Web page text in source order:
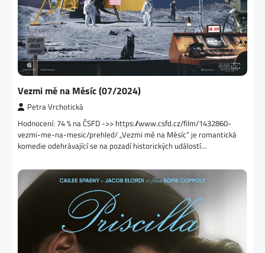
Vezmi mě na Měsíc (07/2024)
Petra Vrchotická
Hodnocení: 74 % na ČSFD ->> https://www.csfd.cz/film/1432860-
vezmi-me-na-mesic/prehled/ „Vezmi mě na Měsíc“ je romantická
komedie odehrávající se na pozadí historických událostí…